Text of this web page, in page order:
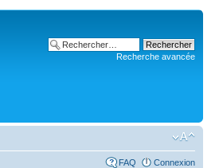
Recherche avancée
FAQ Connexion